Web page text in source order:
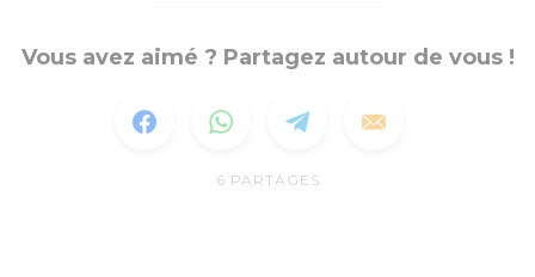
Vous avez aimé ? Partagez autour de vous !
6 PARTAGES